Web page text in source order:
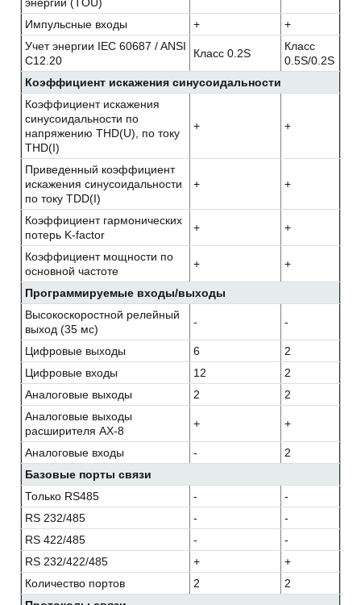
Импульсные входы +
+
Учет энергии IEC 60687 / ANSI
C12.20
Класс 0.2S
Класс
0.5S/0.2S
Коэффициент искажения синусоидальности
Коэффициент искажения
синусоидальности по
напряжению THD(U), по току
THD(I)
+ +
Приведенный коэффициент
искажения синусоидальности
по току TDD(I)
+ +
Коэффициент гармонических
потерь K-factor
+ +
Коэффициент мощности по
основной частоте
+ +
Программируемые входы/выходы
Высокоскоростной релейный
выход (35 мс)
- -
Цифровые выходы 6
2
Цифровые входы
12
2
Аналоговые выходы
2
2
Аналоговые выходы
расширителя АХ-8
+ +
Аналоговые входы -
2
Базовые порты связи
Только RS485
-
-
RS 232/485
-
-
RS 422/485
-
-
RS 232/422/485
+
+
Количество портов
2
2